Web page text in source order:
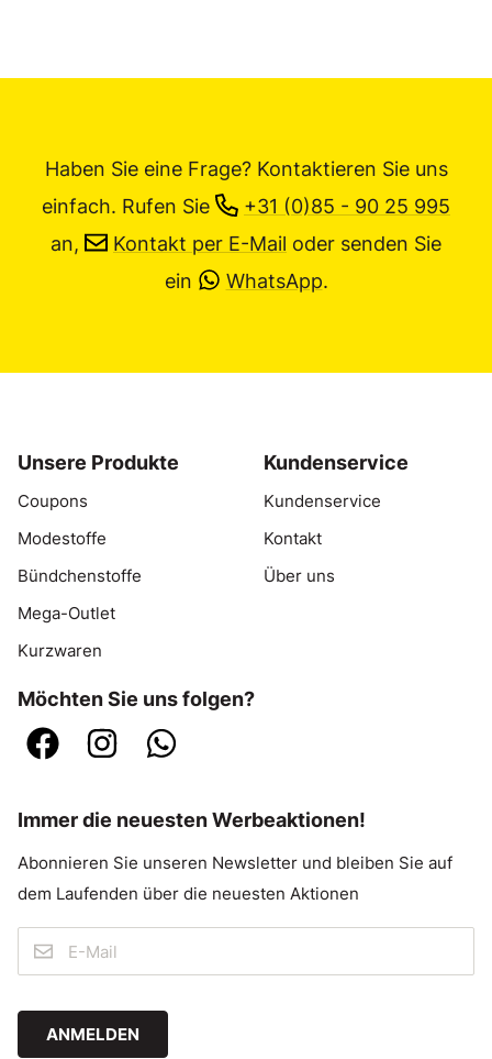
Haben Sie eine Frage? Kontaktieren Sie uns
einfach. Rufen Sie
+31 (0)85 - 90 25 995
an,
Kontakt per E-Mail oder senden Sie
ein
WhatsApp.
Unsere Produkte
Coupons
Modestoffe
Bündchenstoffe
Mega-Outlet
Kurzwaren
Kundenservice
Kundenservice
Kontakt
Über uns
Möchten Sie uns folgen?
Immer die neuesten Werbeaktionen!
Abonnieren Sie unseren Newsletter und bleiben Sie auf
dem Laufenden über die neuesten Aktionen
ANMELDEN